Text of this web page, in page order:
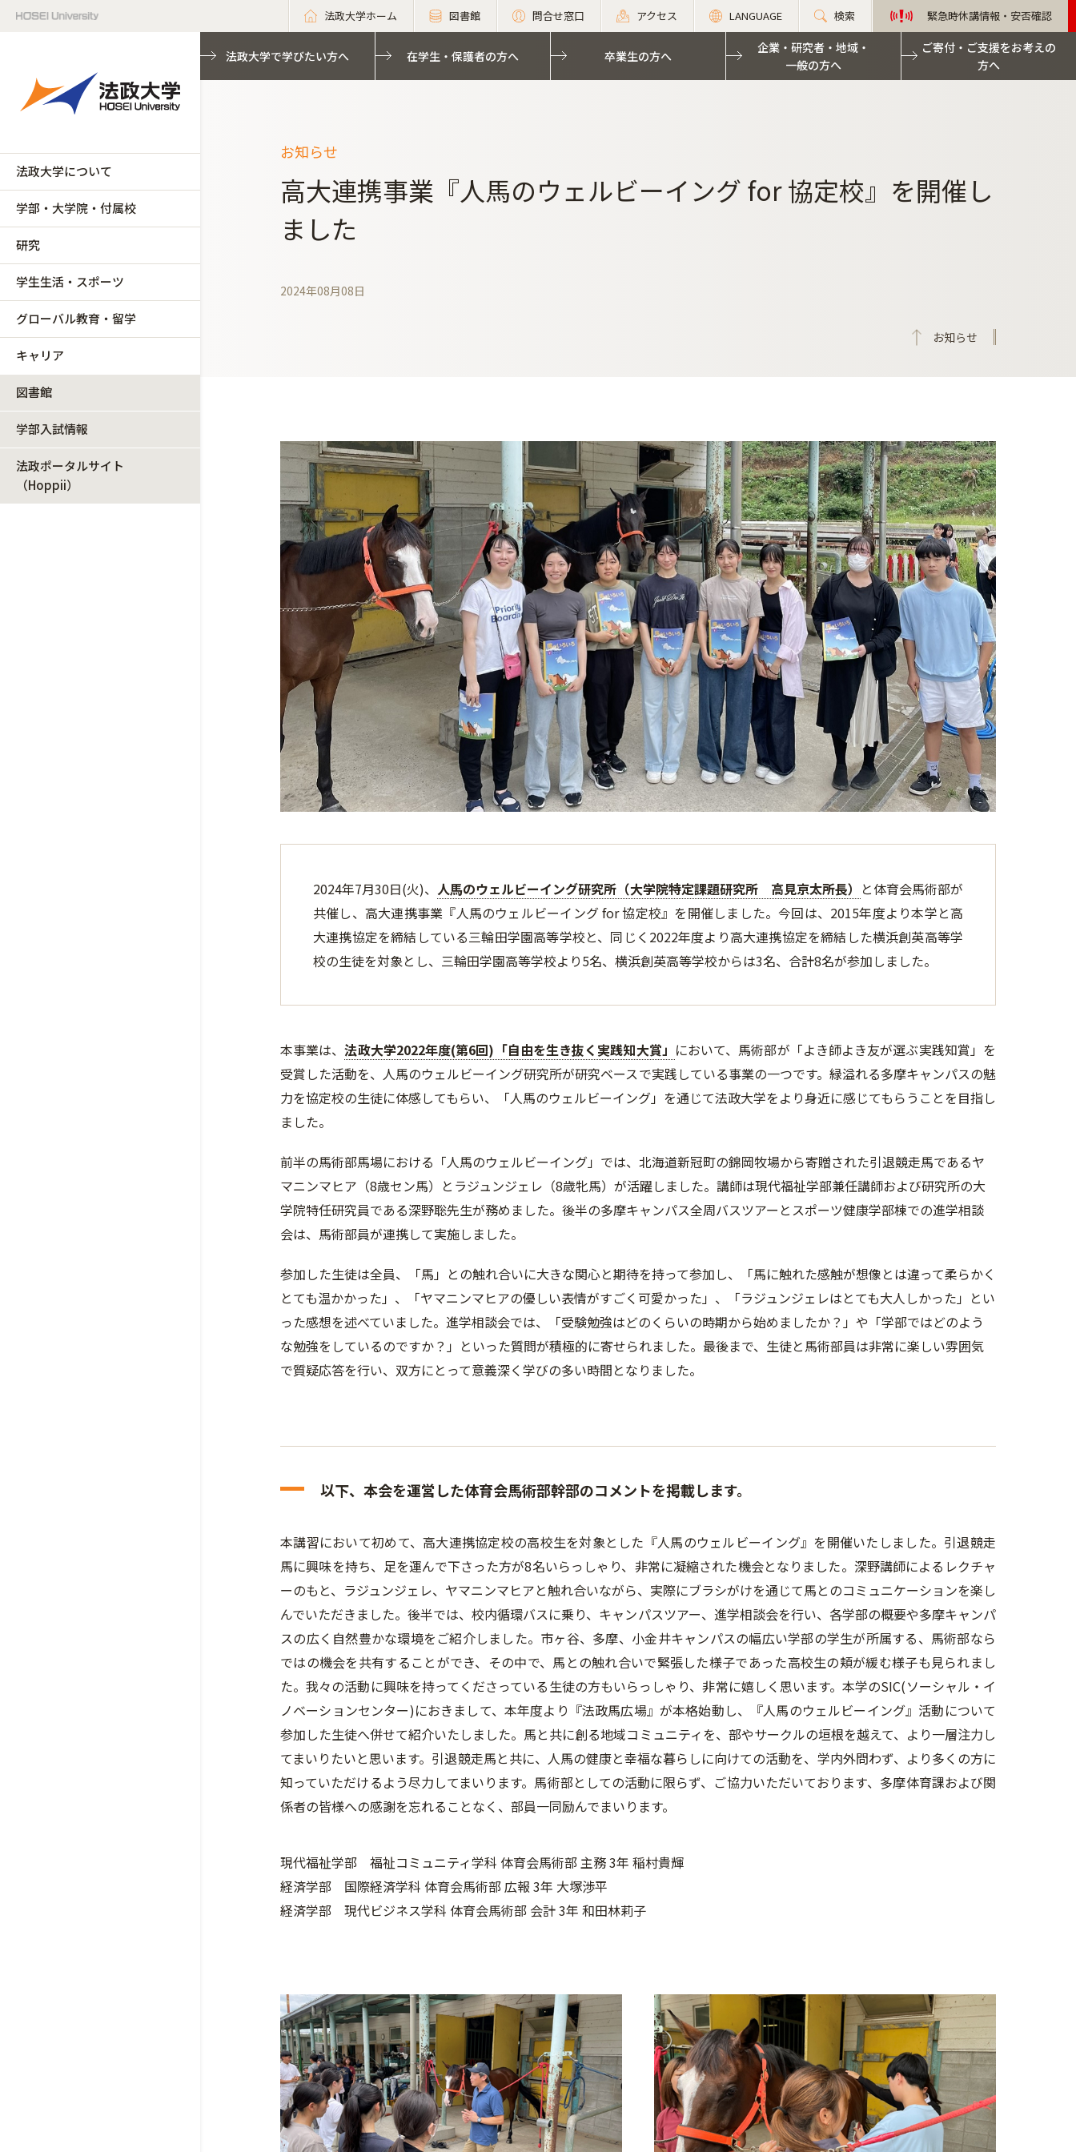
法政大学ホーム 図書館 問合せ窓口 アクセス LANGUAGE 検索 緊急時休講情報・安否確認
法政大学について
学部・大学院・付属校
研究
学生生活・スポーツ
グローバル教育・留学
キャリア
図書館
学部入試情報
法政ポータルサイト
（Hoppii）
法政大学で学びたい方へ 在学生・保護者の方へ 卒業生の方へ
企業・研究者・地域・
一般の方へ
ご寄付・ご支援をお考えの
方へ
お知らせ
高大連携事業『人馬のウェルビーイング for 協定校』を開催し
ました
2024年08月08日
お知らせ
2024年7月30日(火)、人馬のウェルビーイング研究所（大学院特定課題研究所 高見京太所長） と体育会馬術部が
共催し、高大連携事業『人馬のウェルビーイング for 協定校』を開催しました。今回は、2015年度より本学と高
大連携協定を締結している三輪田学園高等学校と、同じく2022年度より高大連携協定を締結した横浜創英高等学
校の生徒を対象とし、三輪田学園高等学校より5名、横浜創英高等学校からは3名、合計8名が参加しました。
本事業は、法政大学2022年度(第6回)「自由を生き抜く実践知大賞」 において、馬術部が「よき師よき友が選ぶ実践知賞」を
受賞した活動を、人馬のウェルビーイング研究所が研究ベースで実践している事業の一つです。緑溢れる多摩キャンパスの魅
力を協定校の生徒に体感してもらい、「人馬のウェルビーイング」を通じて法政大学をより身近に感じてもらうことを目指し
ました。
前半の馬術部馬場における「人馬のウェルビーイング」では、北海道新冠町の錦岡牧場から寄贈された引退競走馬であるヤ
マニンマヒア（8歳セン馬）とラジュンジェレ（8歳牝馬）が活躍しました。講師は現代福祉学部兼任講師および研究所の大
学院特任研究員である深野聡先生が務めました。後半の多摩キャンパス全周バスツアーとスポーツ健康学部棟での進学相談
会は、馬術部員が連携して実施しました。
参加した生徒は全員、「馬」との触れ合いに大きな関心と期待を持って参加し、「馬に触れた感触が想像とは違って柔らかく
とても温かかった」、「ヤマニンマヒアの優しい表情がすごく可愛かった」、「ラジュンジェレはとても大人しかった」とい
った感想を述べていました。進学相談会では、「受験勉強はどのくらいの時期から始めましたか？」や「学部ではどのよう
な勉強をしているのですか？」といった質問が積極的に寄せられました。最後まで、生徒と馬術部員は非常に楽しい雰囲気
で質疑応答を行い、双方にとって意義深く学びの多い時間となりました。
以下、本会を運営した体育会馬術部幹部のコメントを掲載します。
本講習において初めて、高大連携協定校の高校生を対象とした『人馬のウェルビーイング』を開催いたしました。引退競走
馬に興味を持ち、足を運んで下さった方が8名いらっしゃり、非常に凝縮された機会となりました。深野講師によるレクチャ
ーのもと、ラジュンジェレ、ヤマニンマヒアと触れ合いながら、実際にブラシがけを通じて馬とのコミュニケーションを楽し
んでいただきました。後半では、校内循環バスに乗り、キャンパスツアー、進学相談会を行い、各学部の概要や多摩キャンパ
スの広く自然豊かな環境をご紹介しました。市ヶ谷、多摩、小金井キャンパスの幅広い学部の学生が所属する、馬術部なら
ではの機会を共有することができ、その中で、馬との触れ合いで緊張した様子であった高校生の頬が緩む様子も見られまし
た。我々の活動に興味を持ってくださっている生徒の方もいらっしゃり、非常に嬉しく思います。本学のSIC(ソーシャル・イ
ノベーションセンター)におきまして、本年度より『法政馬広場』が本格始動し、『人馬のウェルビーイング』活動について
参加した生徒へ併せて紹介いたしました。馬と共に創る地域コミュニティを、部やサークルの垣根を越えて、より一層注力し
てまいりたいと思います。引退競走馬と共に、人馬の健康と幸福な暮らしに向けての活動を、学内外問わず、より多くの方に
知っていただけるよう尽力してまいります。馬術部としての活動に限らず、ご協力いただいております、多摩体育課および関
係者の皆様への感謝を忘れることなく、部員一同励んでまいります。
現代福祉学部 福祉コミュニティ学科 体育会馬術部 主務 3年 稲村貴輝
経済学部 国際経済学科 体育会馬術部 広報 3年 大塚渉平
経済学部 現代ビジネス学科 体育会馬術部 会計 3年 和田林莉子